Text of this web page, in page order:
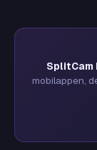
SplitCam
mobilappen,